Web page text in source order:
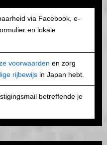
via Facebook, e-
en lokale
voorwaarden en zorg
rijbewijs in Japan hebt.
betreffende je